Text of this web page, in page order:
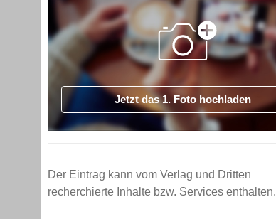
Jetzt das 1. Foto hochladen
Der Eintrag kann vom Verlag und Dritten
recherchierte Inhalte bzw. Services enthalten.